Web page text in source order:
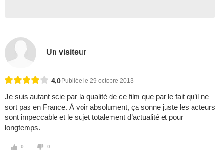
Un visiteur
4,0 Publiée le 29 octobre 2013
Je suis autant scie par la qualité de ce film que par le fait qu’il ne
sort pas en France. À voir absolument, ça sonne juste les acteurs
sont impeccable et le sujet totalement d’actualité et pour
longtemps.
0 0